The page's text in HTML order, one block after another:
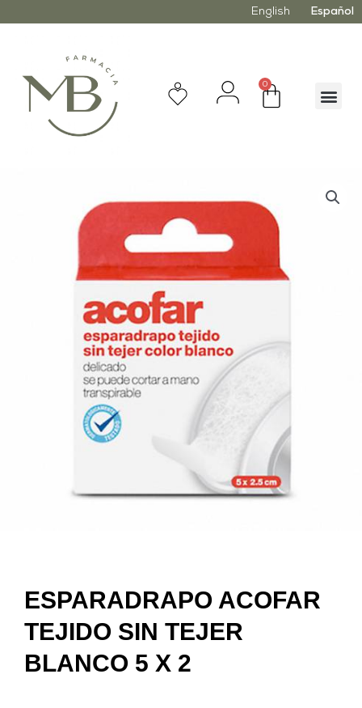
English Español
0
ESPARADRAPO ACOFAR
TEJIDO SIN TEJER
BLANCO 5 X 2